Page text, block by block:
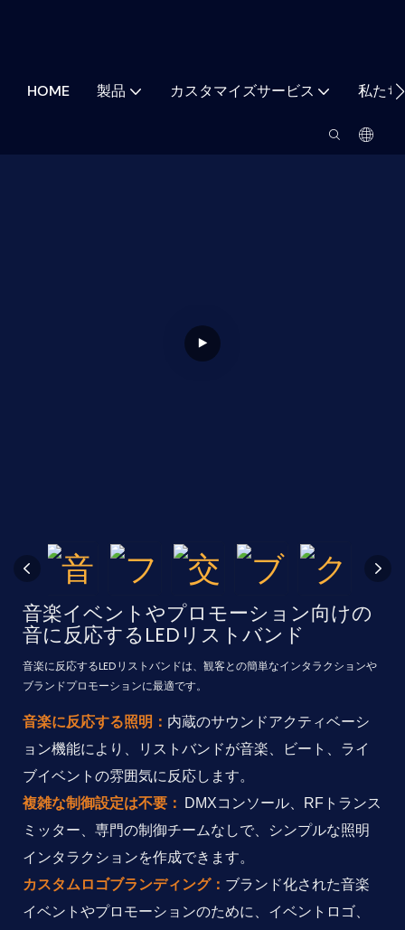
HOME 製品 カスタマイズサービス 私た
音楽イベントやプロモーション向けの
音に反応するLEDリストバンド
音楽に反応するLEDリストバンドは、観客との簡単なインタラクションや
ブランドプロモーションに最適です。
音楽に反応する照明： 内蔵のサウンドアクティベーシ
ョン機能により、リストバンドが音楽、ビート、ライ
ブイベントの雰囲気に反応します。
複雑な制御設定は不要：
DMXコンソール、RFトランス
ミッター、専門の制御チームなしで、シンプルな照明
インタラクションを作成できます。
カスタムロゴブランディング： ブランド化された音楽
イベントやプロモーションのために、イベントロゴ、